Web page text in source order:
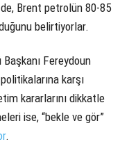
Brent petrolün 80-85
belirtiyorlar.
Fereydoun
karşı
kararlarını dikkatle
ise, “bekle ve gör”
.